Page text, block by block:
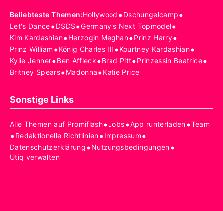
Beliebteste Themen:Hollywood •Dschungelcamp•
Let's Dance•DSDS•Germany's Next Topmodel•
Kim Kardashian•Herzogin Meghan•Prinz Harry•
Prinz William •König Charles III •Kourtney Kardashian•
Kylie Jenner•Ben Affleck•Brad Pitt•Prinzessin Beatrice•
Britney Spears•Madonna•Katie Price
Sonstige Links
Alle Themen auf Promiflash•Jobs•App runterladen•Team
•Redaktionelle Richtlinien•Impressum•
Datenschutzerklärung•Nutzungsbedingungen•
Utiq verwalten